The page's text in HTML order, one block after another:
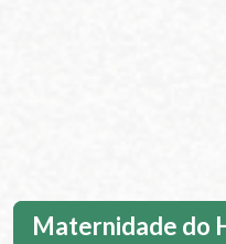
Maternidade do